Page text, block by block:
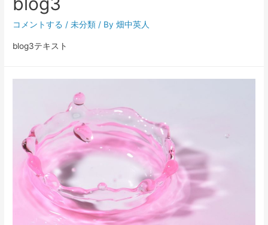
コメントする /未分類 / By畑中英人
blog3テキスト